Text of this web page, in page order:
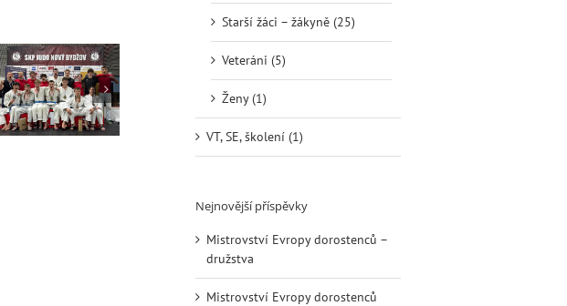
Přebor kraje
Starší žáci – žákyně (25)
Veteráni (5)
Ženy (1)
VT, SE, školení (1)
Nejnovější příspěvky
Mistrovství Evropy dorostenců –
družstva
Mistrovství Evropy dorostenců